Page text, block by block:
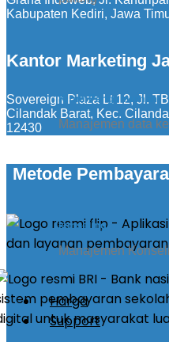
Kirim Pengumuman
Manajemen data
konseling
Manajemen
Harga
Support
Kabupaten Kediri, Jawa
Kantor Marketing
Sovereign Plaza Lt 12, Jl.
Cilandak Barat, Kec.
12430
Metode